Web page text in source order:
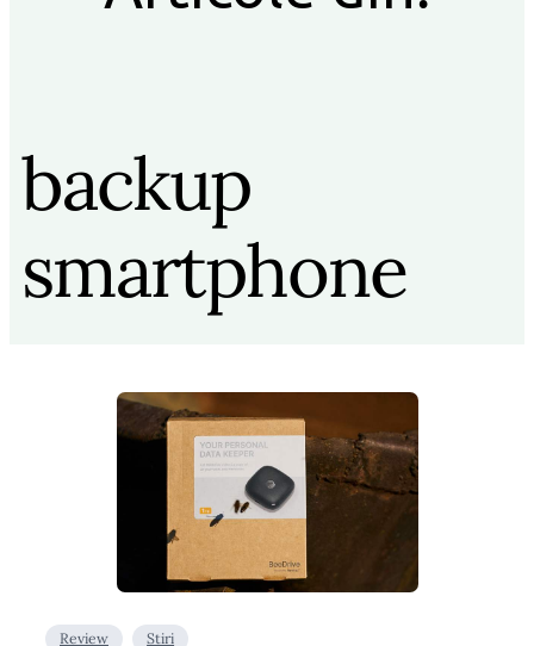
backup
smartphone
Review Stiri